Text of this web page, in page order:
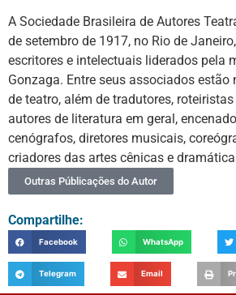
A Sociedade Brasileira de Autores
de setembro de 1917, no Rio de
escritores e intelectuais liderados pela
Gonzaga. Entre seus associados estão
de teatro, além de tradutores,
autores de literatura em geral,
cenógrafos, diretores musicais,
criadores das artes cênicas e
Outras Públicações do Autor
Compartilhe:
Facebook WhatsApp
Telegram Email